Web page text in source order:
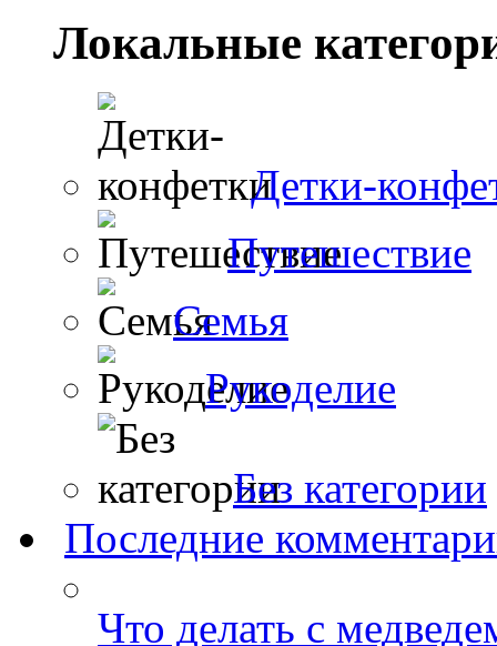
Локальные
Детки-
Путешествие
Семья
Рукоделие
Без категории
Последние
Что делать с